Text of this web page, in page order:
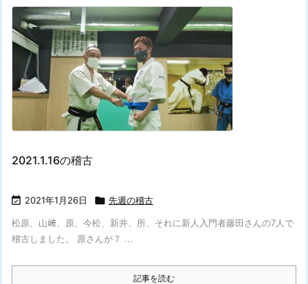
2021.1.16の稽古
 2021年1月26日  先週の稽古
松原、山﨑、原、今松、新井、所、それに新人入門者藤田さんの7人で
稽古しました。 原さんが７ ...
記事を読む